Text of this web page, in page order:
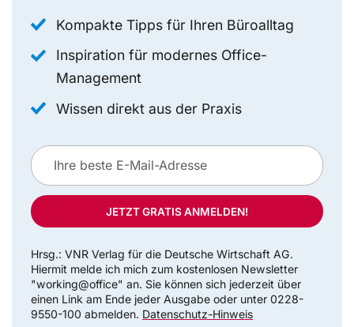
Kompakte Tipps für Ihren Büroalltag
Inspiration für modernes Office-
Management
Wissen direkt aus der Praxis
JETZT GRATIS ANMELDEN!
Hrsg.: VNR Verlag für die Deutsche Wirtschaft AG.
Hiermit melde ich mich zum kostenlosen Newsletter
"working@office" an. Sie können sich jederzeit über
einen Link am Ende jeder Ausgabe oder unter 0228-
9550-100 abmelden. Datenschutz-Hinweis